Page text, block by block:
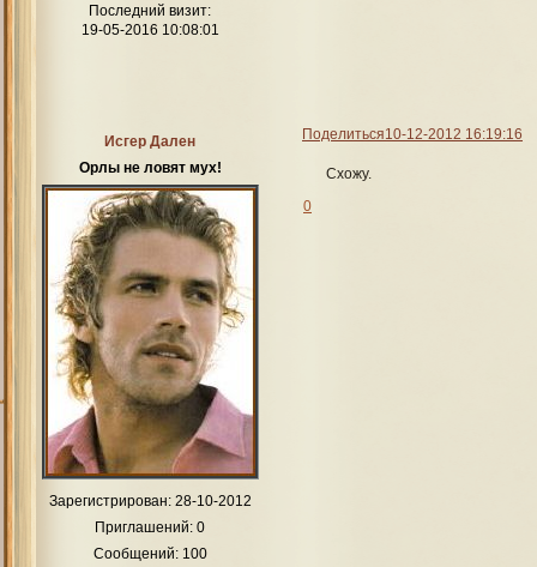
Последний визит:
19-05-2016 10:08:01
Поделиться10-12-2012 16:19:16
Исгер Дален
Орлы не ловят мух!
Зарегистрирован: 28-10-2012
Приглашений: 0
Сообщений:100
Схожу.
0